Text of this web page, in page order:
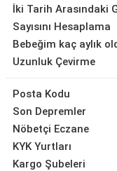
İki Tarih Arasındaki
Sayısını Hesaplama
Bebeğim kaç aylık
Uzunluk Çevirme
Posta Kodu
Son Depremler
Nöbetçi Eczane
KYK Yurtları
Kargo Şubeleri